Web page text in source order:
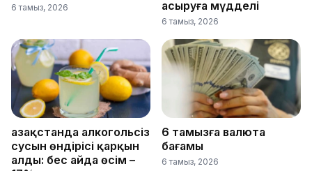
6 тамыз, 2026
асыруға мүдделі
6 тамыз, 2026
Қазақстанда алкогольсіз
сусын өндірісі қарқын
алды: бес айда өсім –
6 тамызға валюта
бағамы
6 тамыз, 2026